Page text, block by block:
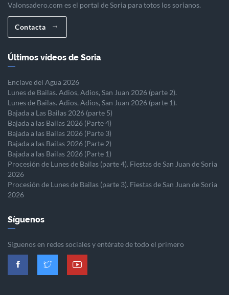
Valonsadero.com es el portal de Soria para totos los sorianos.
Contacta
Últimos vídeos de Soria
Enclave del Agua 2026
Lunes de Bailas. Adios, Adios, San Juan 2026 (parte 2).
Lunes de Bailas. Adios, Adios, San Juan 2026 (parte 1).
Bajada a Las Bailas 2026 (parte 5)
Bajada a las Bailas 2026 (Parte 4)
Bajada a las Bailas 2026 (Parte 3)
Bajada a las Bailas 2026 (Parte 2)
Bajada a las Bailas 2026 (Parte 1)
Procesión de Lunes de Bailas (parte 4). Fiestas de San Juan de Soria
2026
Procesión de Lunes de Bailas (parte 3). Fiestas de San Juan de Soria
2026
Síguenos
Síguenos en redes sociales y entérate de todo el primero